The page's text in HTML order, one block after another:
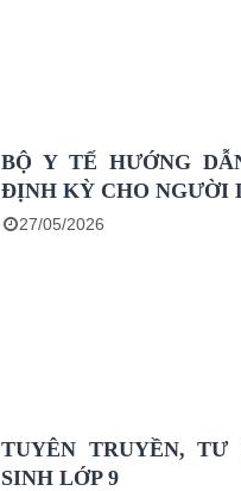
BỘ Y TẾ HƯỚNG
ĐỊNH KỲ CHO NGƯỜI
27/05/2026
TUYÊN TRUYỀN, TƯ
SINH LỚP 9